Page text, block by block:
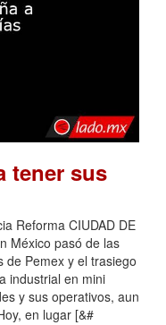
tener sus
Reforma CIUDAD DE
México pasó de las
de Pemex y el trasiego
industrial en mini
y sus operativos, aun
en lugar [&#